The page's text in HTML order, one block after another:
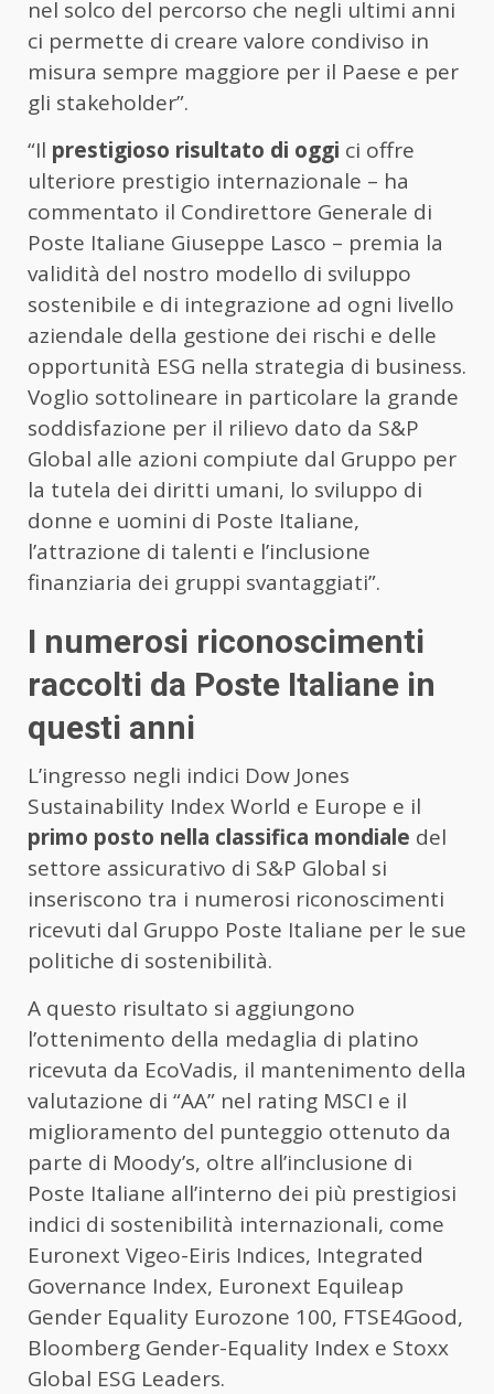
nel solco del percorso che negli ultimi anni
ci permette di creare valore condiviso in
misura sempre maggiore per il Paese e per
gli stakeholder”.
“Il prestigioso risultato di oggi ci offre
ulteriore prestigio internazionale – ha
commentato il Condirettore Generale di
Poste Italiane Giuseppe Lasco – premia la
validità del nostro modello di sviluppo
sostenibile e di integrazione ad ogni livello
aziendale della gestione dei rischi e delle
opportunità ESG nella strategia di business.
Voglio sottolineare in particolare la grande
soddisfazione per il rilievo dato da S&P
Global alle azioni compiute dal Gruppo per
la tutela dei diritti umani, lo sviluppo di
donne e uomini di Poste Italiane,
l’attrazione di talenti e l’inclusione
finanziaria dei gruppi svantaggiati”.
I numerosi riconoscimenti
raccolti da Poste Italiane in
questi anni
L’ingresso negli indici Dow Jones
Sustainability Index World e Europe e il
primo posto nella classifica mondiale del
settore assicurativo di S&P Global si
inseriscono tra i numerosi riconoscimenti
ricevuti dal Gruppo Poste Italiane per le sue
politiche di sostenibilità.
A questo risultato si aggiungono
l’ottenimento della medaglia di platino
ricevuta da EcoVadis, il mantenimento della
valutazione di “AA” nel rating MSCI e il
miglioramento del punteggio ottenuto da
parte di Moody’s, oltre all’inclusione di
Poste Italiane all’interno dei più prestigiosi
indici di sostenibilità internazionali, come
Euronext Vigeo-Eiris Indices, Integrated
Governance Index, Euronext Equileap
Gender Equality Eurozone 100, FTSE4Good,
Bloomberg Gender-Equality Index e Stoxx
Global ESG Leaders.